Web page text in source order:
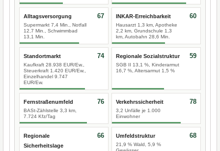
Alltagsversorgung
Supermarkt 7,4 Min., Notfall
12,7 Min., Schwimmbad
13,1 Min.
67 INKAR-Erreichbarkeit
Hausarzt 1,3 km, Apotheke
2,2 km, Grundschule 1,3
km, Autobahn 28,6 Min.
60
Standortmarkt
Kaufkraft 28.938 EUR/Ew.,
Steuerkraft 1.420 EUR/Ew.,
Einzelhandel 9.747
EUR/Ew.
74 Regionale Sozialstruktur
SGB II 13,1 %, Kinderarmut
16,7 %, Altersarmut 1,5 %
59
Fernstraßenumfeld
BASt-Zählstelle 3,3 km,
7.724 Kfz/Tag
76 Verkehrssicherheit
3,2 Unfälle je 1.000
Einwohner
78
Regionale
Sicherheitslage
66 Umfeldstruktur
21,9 % Wald, 5,9 %
68